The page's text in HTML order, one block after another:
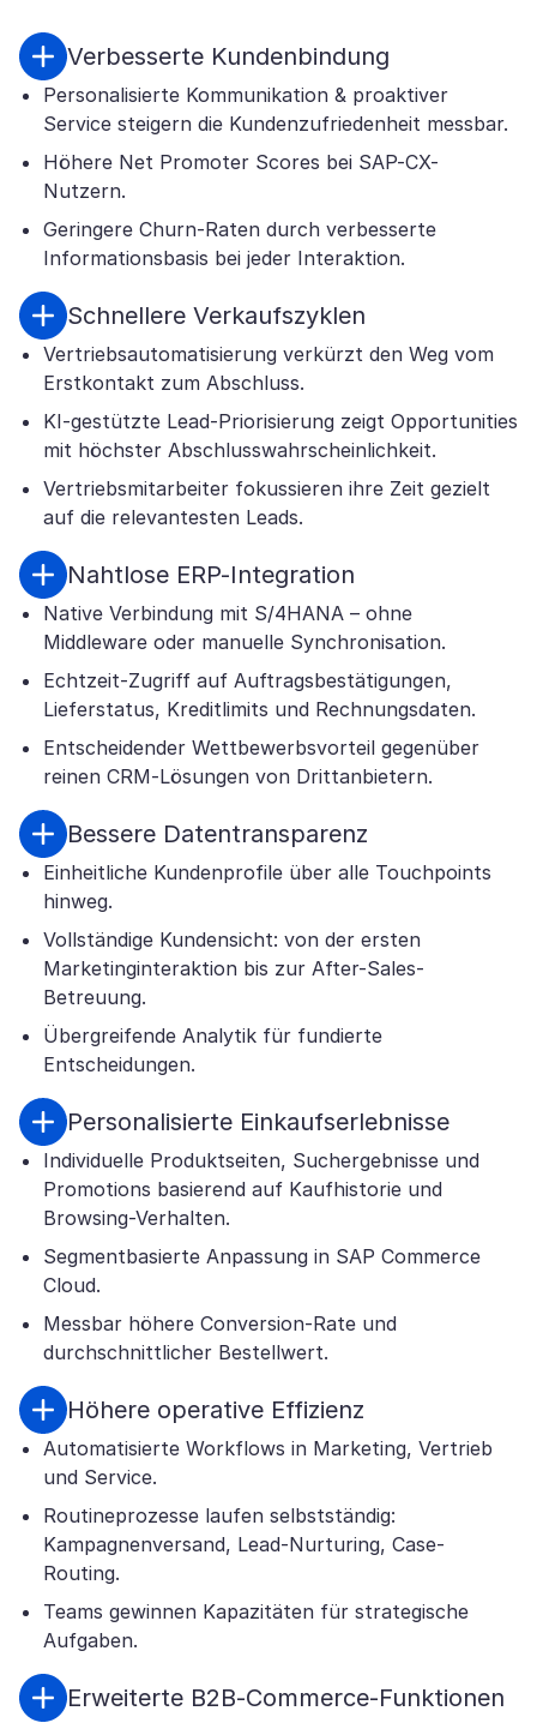
Verbesserte Kundenbindung
Personalisierte Kommunikation & proaktiver
Service steigern die Kundenzufriedenheit messbar.
Höhere Net Promoter Scores bei SAP-CX-
Nutzern.
Geringere Churn-Raten durch verbesserte
Informationsbasis bei jeder Interaktion.
Schnellere Verkaufszyklen
Vertriebsautomatisierung verkürzt den Weg vom
Erstkontakt zum Abschluss.
KI-gestützte Lead-Priorisierung zeigt Opportunities
mit höchster Abschlusswahrscheinlichkeit.
Vertriebsmitarbeiter fokussieren ihre Zeit gezielt
auf die relevantesten Leads.
Nahtlose ERP-Integration
Native Verbindung mit S/4HANA – ohne
Middleware oder manuelle Synchronisation.
Echtzeit-Zugriff auf Auftragsbestätigungen,
Lieferstatus, Kreditlimits und Rechnungsdaten.
Entscheidender Wettbewerbsvorteil gegenüber
reinen CRM-Lösungen von Drittanbietern.
Bessere Datentransparenz
Einheitliche Kundenprofile über alle Touchpoints
hinweg.
Vollständige Kundensicht: von der ersten
Marketinginteraktion bis zur After-Sales-
Betreuung.
Übergreifende Analytik für fundierte
Entscheidungen.
Personalisierte Einkaufserlebnisse
Individuelle Produktseiten, Suchergebnisse und
Promotions basierend auf Kaufhistorie und
Browsing-Verhalten.
Segmentbasierte Anpassung in SAP Commerce
Cloud.
Messbar höhere Conversion-Rate und
durchschnittlicher Bestellwert.
Höhere operative Effizienz
Automatisierte Workflows in Marketing, Vertrieb
und Service.
Routineprozesse laufen selbstständig:
Kampagnenversand, Lead-Nurturing, Case-
Routing.
Teams gewinnen Kapazitäten für strategische
Aufgaben.
Erweiterte B2B-Commerce-Funktionen